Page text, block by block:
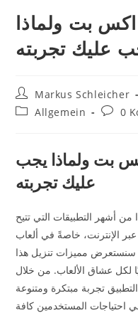
بت ولماذا
عليك تجربته
Markus Schleicher
Allgemein
0
بت ولماذا يجب
عليك تجربته
أشهر التطبيقات التي تتيح
الإنترنت، خاصةً في ألعاب
سنستعرض مميزات تنزيل هذا
لكل عشاق الألعاب. من خلال
تجربة مبتكرة ومتنوعة